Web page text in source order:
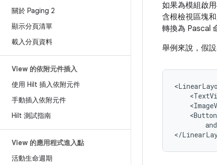
關於 Paging 2
顯示分頁清單
載入分頁資料
View 的依附元件插入
使用 Hilt 插入依附元件
手動插入依附元件
Hilt 測試指南
View 的應用程式進入點
活動生命週期
如果為模組啟
含根檢視區塊
轉換為 Pascal
舉例來說，假
<Button